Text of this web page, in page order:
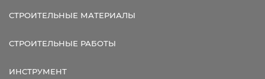
СТРОИТЕЛЬНЫЕ МАТЕРИАЛЫ
СТРОИТЕЛЬНЫЕ РАБОТЫ
ИНСТРУМЕНТ